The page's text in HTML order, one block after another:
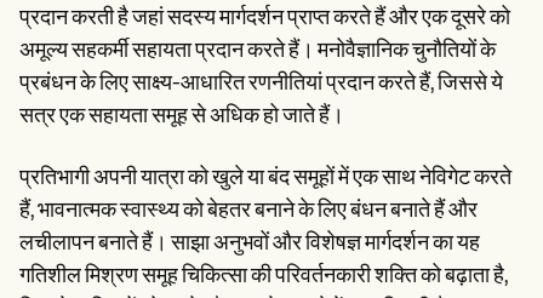
प्रदान करती है जहां सदस्य मार्गदर्शन प्राप्त करते हैं और एक दूसरे को
अमूल्य सहकर्मी सहायता प्रदान करते हैं। मनोवैज्ञानिक चुनौतियों के
प्रबंधन के लिए साक्ष्य-आधारित रणनीतियां प्रदान करते हैं, जिससे ये
सत्र एक सहायता समूह से अधिक हो जाते हैं।
प्रतिभागी अपनी यात्रा को खुले या बंद समूहों में एक साथ नेविगेट करते
हैं, भावनात्मक स्वास्थ्य को बेहतर बनाने के लिए बंधन बनाते हैं और
लचीलापन बनाते हैं। साझा अनुभवों और विशेषज्ञ मार्गदर्शन का यह
गतिशील मिश्रण समूह चिकित्सा की परिवर्तनकारी शक्ति को बढ़ाता है,